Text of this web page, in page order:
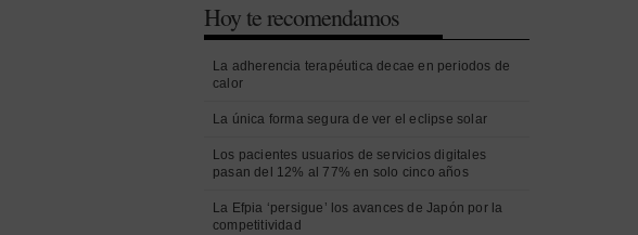
Hoy te recomendamos
La adherencia terapéutica decae en periodos de
calor
La única forma segura de ver el eclipse solar
Los pacientes usuarios de servicios digitales
pasan del 12% al 77% en solo cinco años
La Efpia ‘persigue’ los avances de Japón por la
competitividad